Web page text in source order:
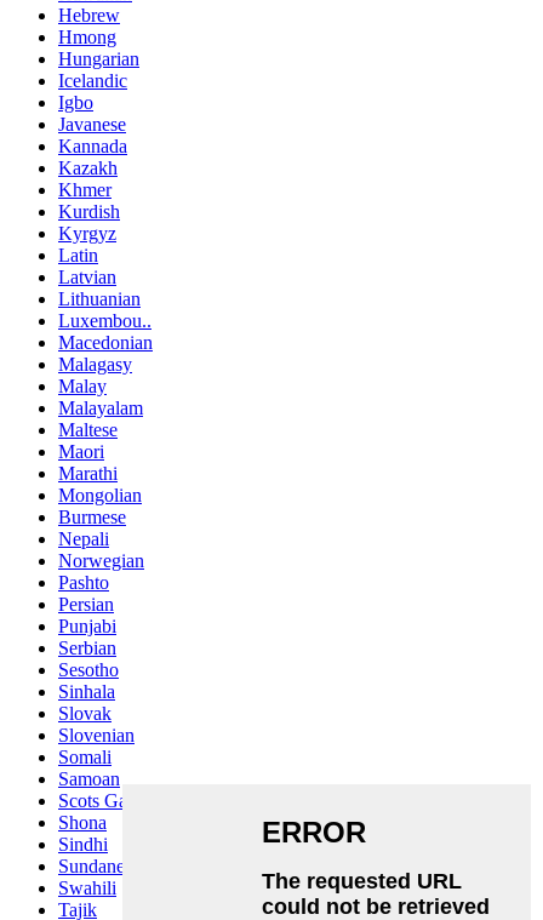
Hebrew
Hmong
Hungarian
Icelandic
Igbo
Javanese
Kannada
Kazakh
Khmer
Kurdish
Kyrgyz
Latin
Latvian
Lithuanian
Luxembou..
Macedonian
Malagasy
Malay
Malayalam
Maltese
Maori
Marathi
Mongolian
Burmese
Nepali
Norwegian
Pashto
Persian
Punjabi
Serbian
Sesotho
Sinhala
Slovak
Slovenian
Somali
Samoan
Scots Gaelic
Shona
Sindhi
Sundanese
Swahili
Tajik